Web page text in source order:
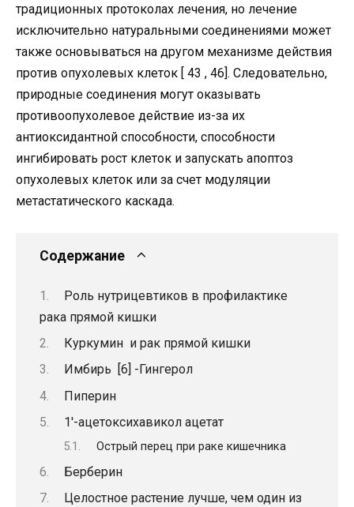
традиционных протоколах лечения, но лечение
исключительно натуральными соединениями может
также основываться на другом механизме действия
против опухолевых клеток [ 43 , 46]. Следовательно,
природные соединения могут оказывать
противоопухолевое действие из-за их
антиоксидантной способности, способности
ингибировать рост клеток и запускать апоптоз
опухолевых клеток или за счет модуляции
метастатического каскада.
Содержание
Роль нутрицевтиков в профилактике
рака прямой кишки
Куркумин и рак прямой кишки
Имбирь [6] -Гингерол
Пиперин
1′-ацетоксихавикол ацетат
Острый перец при раке кишечника
Берберин
Целостное растение лучше, чем один из